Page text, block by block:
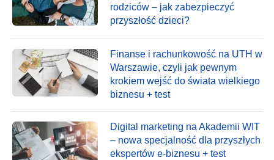
rodziców – jak zabezpieczyć
przyszłość dzieci?
Finanse i rachunkowość na UTH w
Warszawie, czyli jak pewnym
krokiem wejść do świata wielkiego
biznesu + test
Digital marketing na Akademii WIT
– nowa specjalność dla przyszłych
ekspertów e-biznesu + test